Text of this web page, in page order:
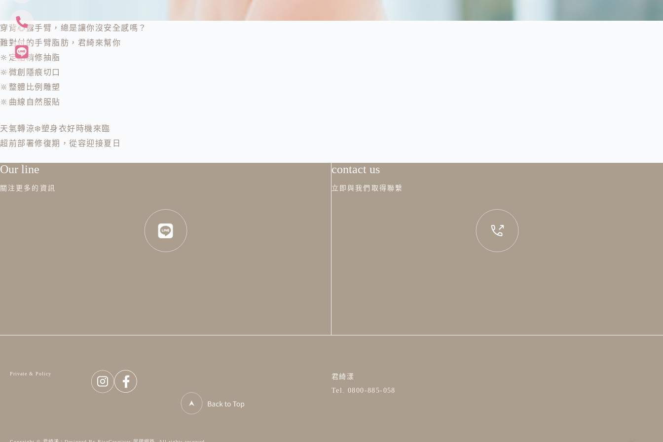
穿背心露手臂，總是讓你沒安全感嗎？
難對付的手臂脂肪，君綺來幫你
🔆定點精修抽脂
🔆微創隱痕切口
🔆整體比例雕塑
🔆曲線自然服貼
天氣轉涼❄️塑身衣好時機來臨
超前部署修復期，從容迎接夏日
Our line
關注更多的資訊
contact us
立即與我們取得聯繫
Private & Policy
君綺漾
Tel. 0800-885-058